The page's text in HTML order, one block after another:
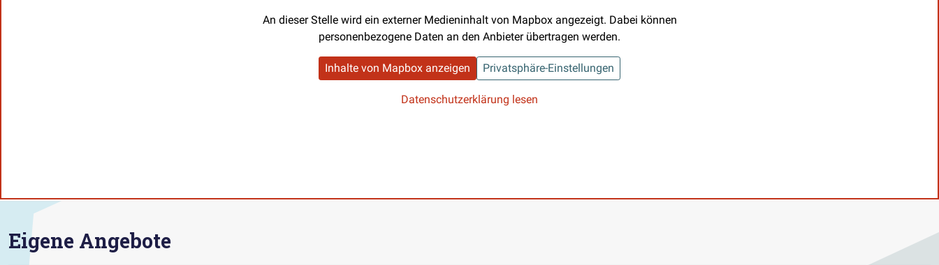
An dieser Stelle wird ein externer Medieninhalt von Mapbox angezeigt. Dabei können
personenbezogene Daten an den Anbieter übertragen werden.
Inhalte von Mapbox anzeigen Privatsphäre-Einstellungen
Datenschutzerklärung lesen
Eigene Angebote